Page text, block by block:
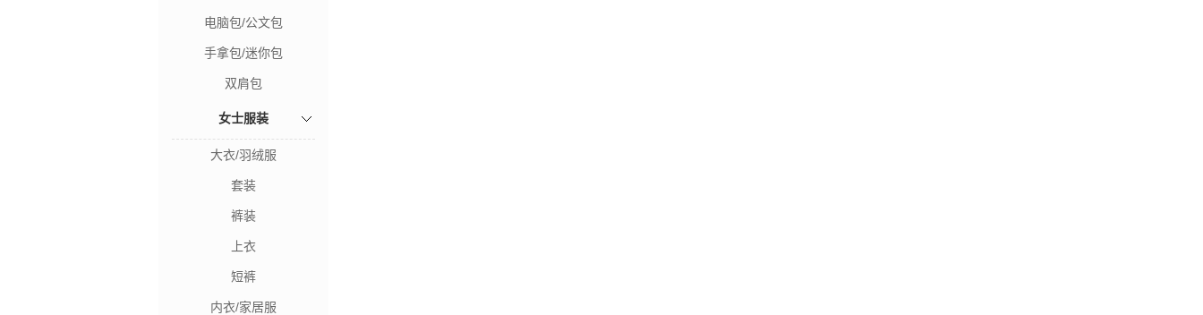
电脑包/公文包
手拿包/迷你包
双肩包
女士服装
大衣/羽绒服
套装
裤装
上衣
短裤
内衣/家居服